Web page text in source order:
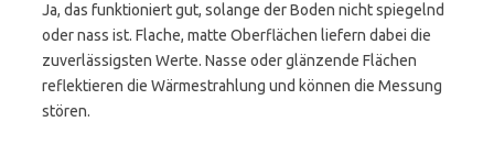
Ja, das funktioniert gut, solange der Boden nicht spiegelnd
oder nass ist. Flache, matte Oberflächen liefern dabei die
zuverlässigsten Werte. Nasse oder glänzende Flächen
reflektieren die Wärmestrahlung und können die Messung
stören.